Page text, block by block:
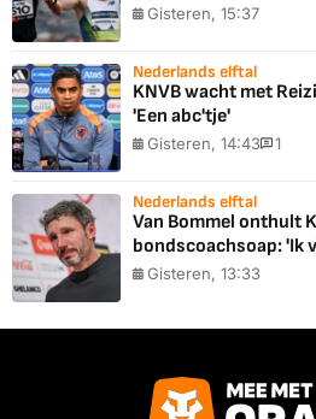
Gisteren, 15:37
Nederlands elftal
KNVB wacht met
'Een abc'tje'
Gisteren, 14:43 1
Nederlands elftal
Van Bommel onthult
bondscoachsoap: 'Ik
Gisteren, 13:33